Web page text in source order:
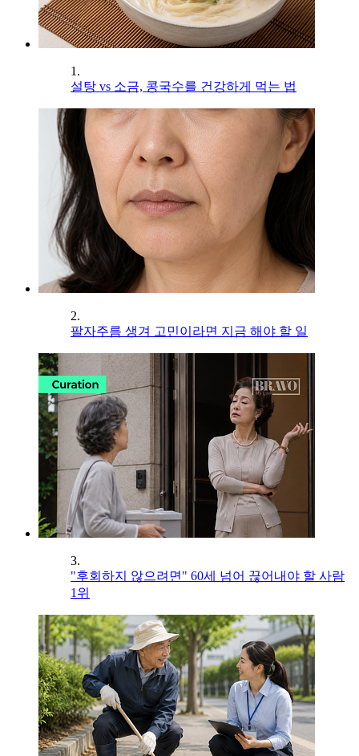
1.
설탕 vs 소금, 콩국수를 건강하게 먹는 법
2.
팔자주름 생겨 고민이라면 지금 해야 할 일
3.
"후회하지 않으려면" 60세 넘어 끊어내야 할 사람
1위